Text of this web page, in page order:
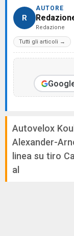
R
AUTORE
Redazione
Tutti gli articoli →
Autovelox
Alexander-
linea su tiro
al